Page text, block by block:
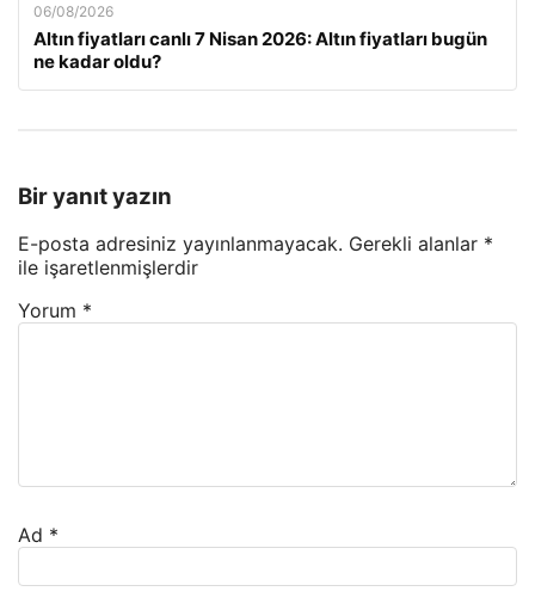
06/08/2026
Altın fiyatları canlı 7 Nisan 2026: Altın fiyatları bugün
ne kadar oldu?
Bir yanıt yazın
E-posta adresiniz yayınlanmayacak. Gerekli alanlar *
ile işaretlenmişlerdir
Yorum *
Ad *